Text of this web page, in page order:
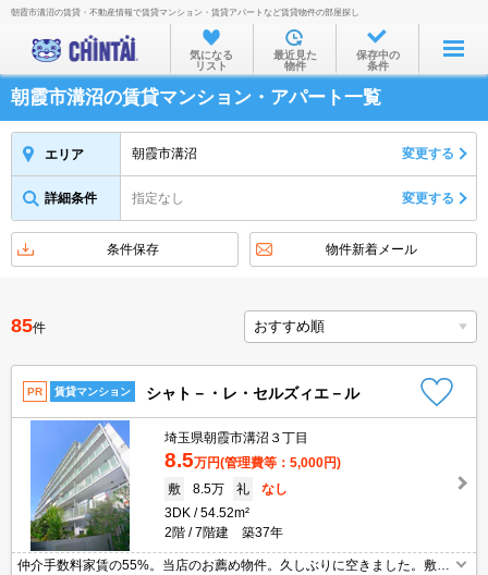
お部屋を探す
沿線・駅から
住所から
物件特集から
不動産会社から
TOP
朝霞市溝沼の賃貸・不動産情報で賃貸マンション・賃貸アパートなど賃貸物件の部屋探し
気になる
リスト
最近見た
物件
保存中の
条件
朝霞市溝沼の賃貸マンション・アパート一覧
エリア 朝霞市溝沼 変更する
詳細条件 指定なし 変更する
条件保存 物件新着メール
85件
PR 賃貸マンション シャト－・レ・セルズィエ－ル
埼玉県朝霞市溝沼３丁目
8.5万円(管理費等：5,000円)
敷
8.5万 礼
なし
3DK
54.52m²
2階
7階建 築37年
仲介手数料家賃の55%。当店のお薦め物件。久しぶりに空きました。敷地